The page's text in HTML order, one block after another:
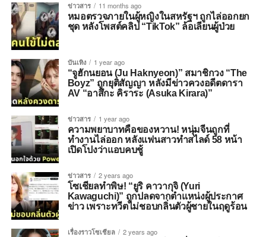
ข่าวสาร 11 months ago
หมอตรวจภายในผู้หญิงในสหรัฐฯ ถูกไล่ออกยก
ชุด หลังโพสต์คลิป “TikTok” ล้อเลียนผู้ป่วย
บันเทิง 1 year ago
“จูฮักนยอน (Ju Haknyeon)” สมาชิกวง “The
Boyz” ถูกยุติสัญญา หลังมีข่าวควงอดีตดารา
AV “อาสึกะ คิราระ (Asuka Kirara)”
ข่าวสาร 1 year ago
ความพยาบาทคือของหวาน! หนุ่มจีนถูกที่
ทำงานไล่ออก หลังแฟนสาวทำสไลด์ 58 หน้า
เปิดโปงว่าแอบคบชู้
ข่าวสาร 2 years ago
โซเชียลทำพิษ! “ยูริ คาวากุจิ (Yuri
Kawaguchi)” ถูกปลดจากตำแหน่งผู้ประกาศ
ข่าว เพราะทวีตไม่ชอบกลิ่นตัวผู้ชายในฤดูร้อน
เรื่องราวโซเชียล 2 years ago